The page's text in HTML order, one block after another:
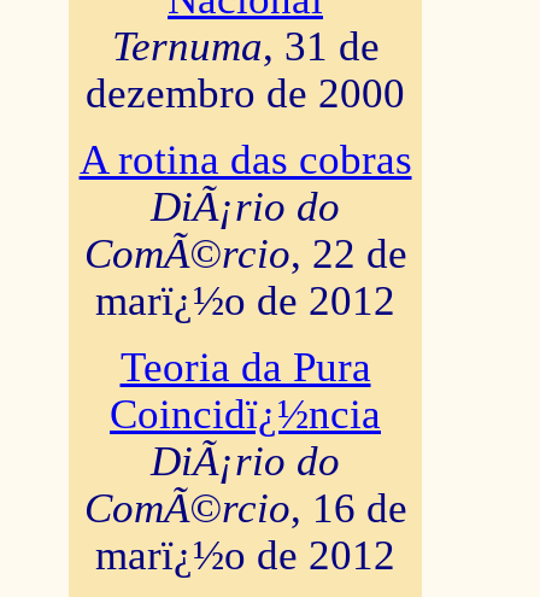
Ternuma, 31 de
dezembro de 2000
A rotina das cobras
DiÃ¡rio do
ComÃ©rcio, 22 de
marï¿½o de 2012
Teoria da Pura
Coincidï¿½ncia
DiÃ¡rio do
ComÃ©rcio, 16 de
marï¿½o de 2012